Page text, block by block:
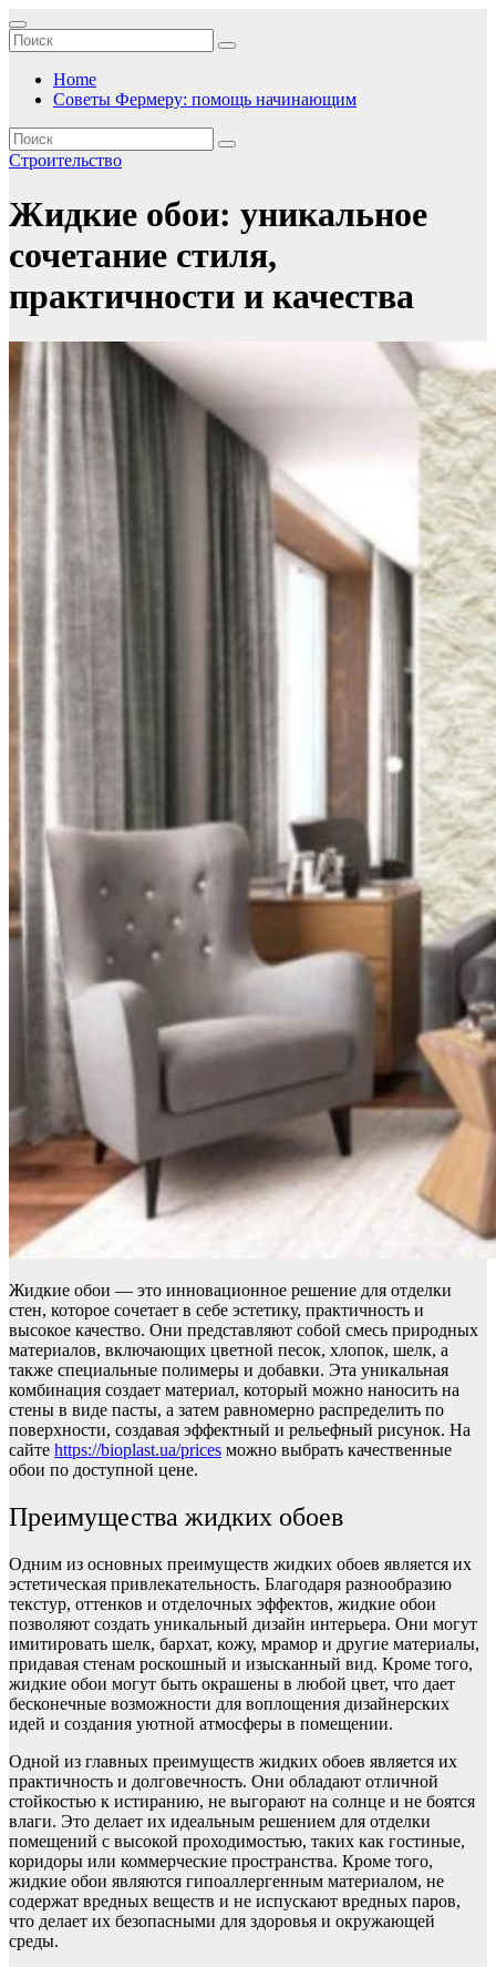
Перейти
к
содержимому
Home
Советы Фермеру: помощь начинающим
Строительство
Жидкие обои: уникальное
сочетание стиля,
практичности и качества
Жидкие обои — это инновационное решение для отделки
стен, которое сочетает в себе эстетику, практичность и
высокое качество. Они представляют собой смесь природных
материалов, включающих цветной песок, хлопок, шелк, а
также специальные полимеры и добавки. Эта уникальная
комбинация создает материал, который можно наносить на
стены в виде пасты, а затем равномерно распределить по
поверхности, создавая эффектный и рельефный рисунок. На
сайте https://bioplast.ua/prices можно выбрать качественные
обои по доступной цене.
Преимущества жидких обоев
Одним из основных преимуществ жидких обоев является их
эстетическая привлекательность. Благодаря разнообразию
текстур, оттенков и отделочных эффектов, жидкие обои
позволяют создать уникальный дизайн интерьера. Они могут
имитировать шелк, бархат, кожу, мрамор и другие материалы,
придавая стенам роскошный и изысканный вид. Кроме того,
жидкие обои могут быть окрашены в любой цвет, что дает
бесконечные возможности для воплощения дизайнерских
идей и создания уютной атмосферы в помещении.
Одной из главных преимуществ жидких обоев является их
практичность и долговечность. Они обладают отличной
стойкостью к истиранию, не выгорают на солнце и не боятся
влаги. Это делает их идеальным решением для отделки
помещений с высокой проходимостью, таких как гостиные,
коридоры или коммерческие пространства. Кроме того,
жидкие обои являются гипоаллергенным материалом, не
содержат вредных веществ и не испускают вредных паров,
что делает их безопасными для здоровья и окружающей
среды.